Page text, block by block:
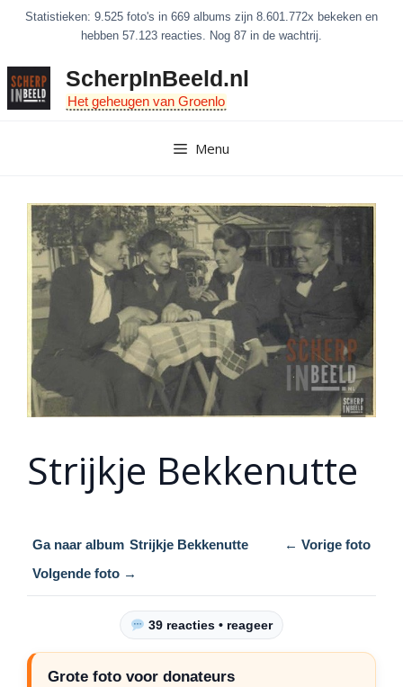
inhoud
Statistieken: 9.525 foto's in 669 albums zijn 8.601.772x bekeken en
hebben 57.123 reacties. Nog 87 in de wachtrij.
ScherpInBeeld.nl
Het geheugen van Groenlo
Menu
Strijkje Bekkenutte
Ga naar album Strijkje Bekkenutte
← Vorige foto
Volgende foto →
39 reacties • reageer
Grote foto voor donateurs